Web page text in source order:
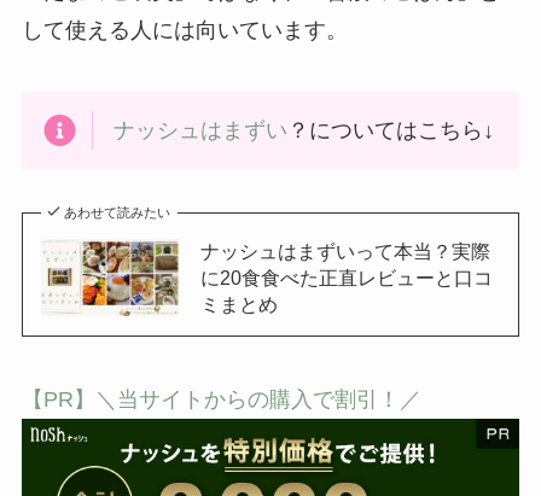
して使える人には向いています。
ナッシュはまずい ？についてはこちら↓
あわせて読みたい
ナッシュはまずいって本当？実際
に20食食べた正直レビューと口コ
ミまとめ
【PR】＼当サイトからの購入で割引！／